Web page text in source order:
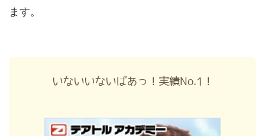
ます。
いないいないばあっ！実績No.1！